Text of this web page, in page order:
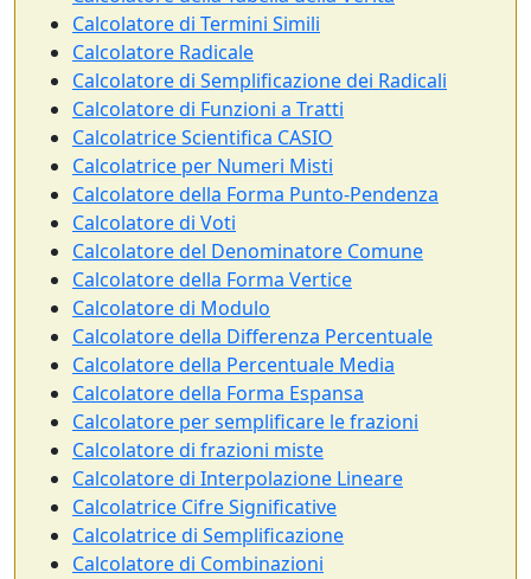
Calcolatore di Termini Simili
Calcolatore Radicale
Calcolatore di Semplificazione dei Radicali
Calcolatore di Funzioni a Tratti
Calcolatrice Scientifica CASIO
Calcolatrice per Numeri Misti
Calcolatore della Forma Punto-Pendenza
Calcolatore di Voti
Calcolatore del Denominatore Comune
Calcolatore della Forma Vertice
Calcolatore di Modulo
Calcolatore della Differenza Percentuale
Calcolatore della Percentuale Media
Calcolatore della Forma Espansa
Calcolatore per semplificare le frazioni
Calcolatore di frazioni miste
Calcolatore di Interpolazione Lineare
Calcolatrice Cifre Significative
Calcolatrice di Semplificazione
Calcolatore di Combinazioni